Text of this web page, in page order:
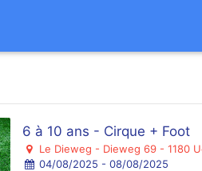
6 à 10 ans - Cirque + Foot
Le Dieweg - Dieweg 69 - 1180
04/08/2025 - 08/08/2025